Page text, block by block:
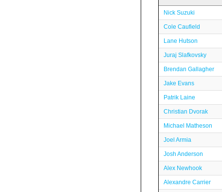
Nick Suzuki
Cole Caufield
Lane Hutson
Juraj Slafkovsky
Brendan Gallagher
Jake Evans
Patrik Laine
Christian Dvorak
Michael Matheson
Joel Armia
Josh Anderson
Alex Newhook
Alexandre Carrier